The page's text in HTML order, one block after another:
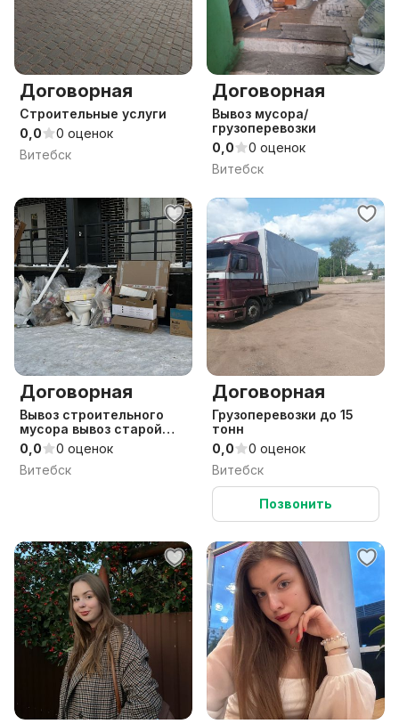
Договорная
Строительные услуги
0,0
0 оценок
Витебск
Договорная
Вывоз мусора/
грузоперевозки
0,0
0 оценок
Витебск
Договорная
Вывоз строительного
мусора вывоз старой
мебели вывоз хлама
вывоз мусора после
ремонта
0,0
0 оценок
Витебск
Договорная
Грузоперевозки до 15
тонн
0,0
0 оценок
Витебск
Позвонить